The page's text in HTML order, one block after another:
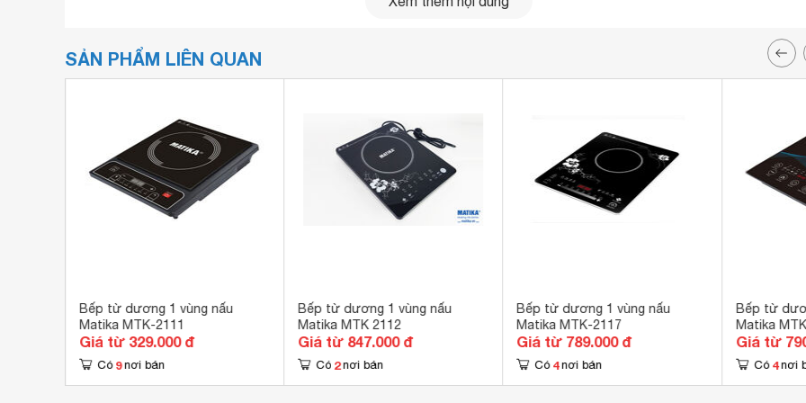
có thiết kế đơn giản nhưng nổi bật với gam màu xanh cùng các họa tiết hoa trang trí tinh tế trên bề mặtbếptạo
cảm hứng và phong cách mới lạ cho không gian bếp.
SẢN PHẨM LIÊN QUAN
Bếp từ dương 1 vùng nấu
Matika MTK-2111
Giá từ 329.000 đ
Có 9 nơi bán
Bếp từ dương 1 vùng nấu
Matika MTK 2112
Giá từ 847.000 đ
Có 2 nơi bán
Bếp từ dương 1 vùng nấu
Matika MTK-2117
Giá từ 789.000 đ
Có 4 nơi bán
Bếp từ
Matika
Giá từ
Có 4 nơi